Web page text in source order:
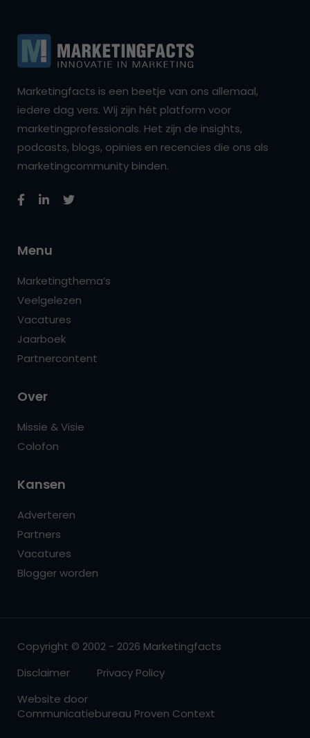
Marketingfacts is een beetje van ons allemaal,
iedere dag vers. Wij zijn hét platform voor
marketingprofessionals. Het zijn de insights,
podcasts, blogs, opinies en recencies die ons als
marketingcommunity binden.
Menu
Marketingthema’s
Veelgelezen
Vacatures
Jaarboek
Partnercontent
Over
Missie & Visie
Colofon
Kansen
Adverteren
Partners
Vacatures
Blogger worden
Copyright © 2002 - 2026 Marketingfacts
Disclaimer
Privacy Policy
Website door
Communicatiebureau Proven Context